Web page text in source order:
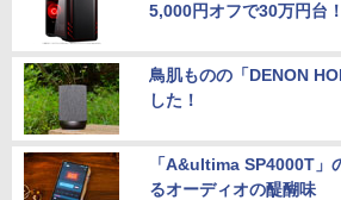
5,000円オフで30万円台！
鳥肌ものの「DENON
した！
「A&ultima SP4000T」
るオーディオの醍醐味